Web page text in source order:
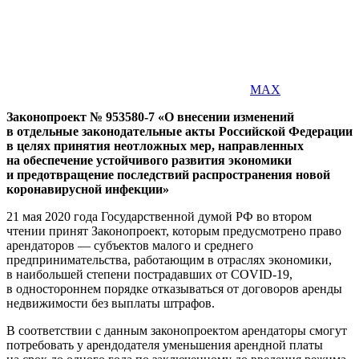
MAX
Законопроект № 953580-7 «О внесении изменений
в отдельные законодательные акты Российской Федерации
в целях принятия неотложных мер, направленных
на обеспечение устойчивого развития экономики
и предотвращение последствий распространения новой
коронавирусной инфекции»
21 мая 2020 года Государственной думой РФ во втором
чтении принят Законопроект, которым предусмотрено право
арендаторов — субъектов малого и среднего
предпринимательства, работающим в отраслях экономики,
в наибольшей степени пострадавших от COVID-19,
в одностороннем порядке отказываться от договоров аренды
недвижимости без выплаты штрафов.
В соответствии с данным законопроектом арендаторы смогут
потребовать у арендодателя уменьшения арендной платы